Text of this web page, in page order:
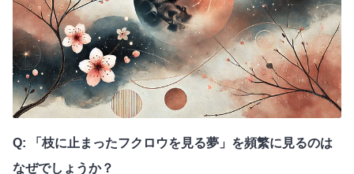
Q: 「枝に止まったフクロウを見る夢」を頻繁に見るのは
なぜでしょうか？